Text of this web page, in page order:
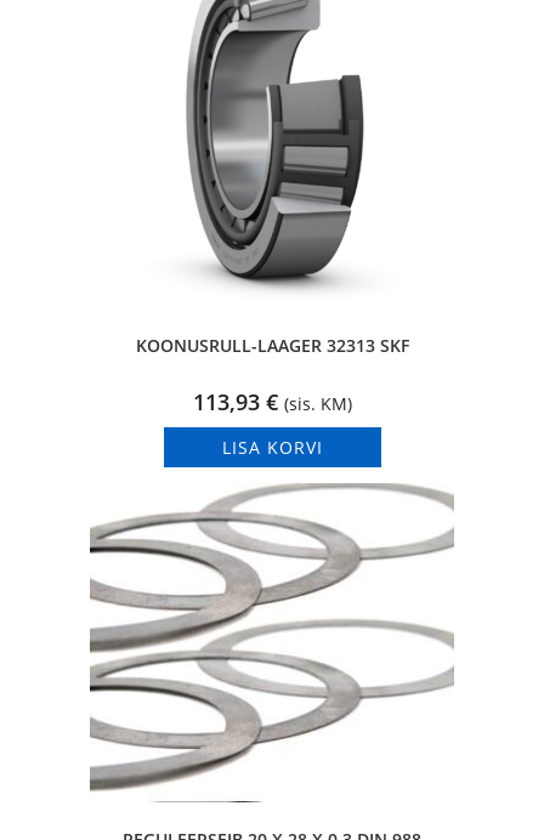
KOONUSRULL-LAAGER 32313 SKF
113,93 € (sis. KM)
LISA KORVI